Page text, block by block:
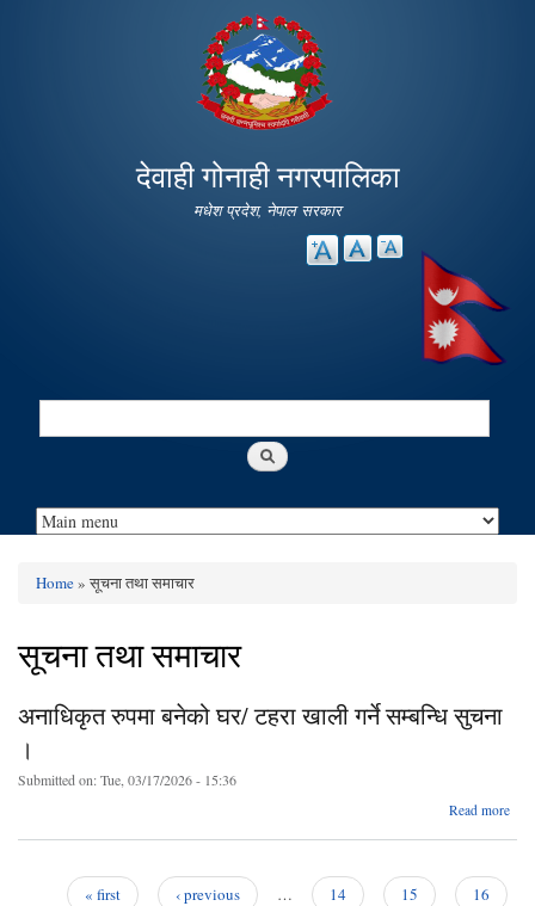
main
content
देवाही गोनाही नगरपालिका
मधेश प्रदेश, नेपाल सरकार
Search
You are here
Home» सूचना तथा समाचार
सूचना तथा समाचार
अनाधिकृत रुपमा बनेको घर/ टहरा खाली गर्ने सम्बन्धि सुचना
।
Submitted on:Tue, 03/17/2026 - 15:36
Read more
« first ‹ previous … 14 15
16